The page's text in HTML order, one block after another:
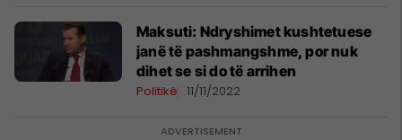
Maksuti: Ndryshimet kushtetuese
janë të pashmangshme, por nuk
dihet se si do të arrihen
Politikë 11/11/2022